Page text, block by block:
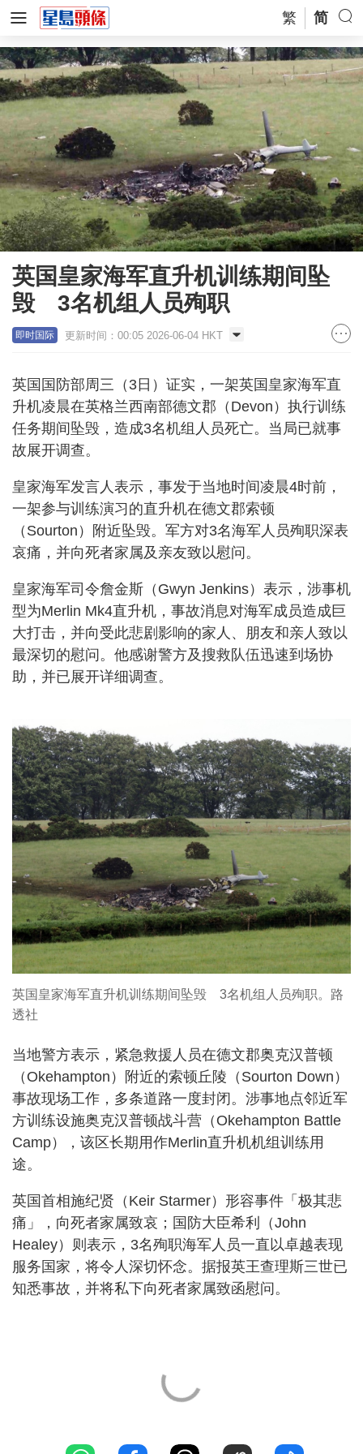
繁 简
英国皇家海军直升机训练期间坠
毁 3名机组人员殉职
即时国际 更新时间：00:05 2026-06-04 HKT
英国国防部周三（3日）证实，一架英国皇家海军直
升机凌晨在英格兰西南部德文郡（Devon）执行训练
任务期间坠毁，造成3名机组人员死亡。当局已就事
故展开调查。
皇家海军发言人表示，事发于当地时间凌晨4时前，
一架参与训练演习的直升机在德文郡索顿
（Sourton）附近坠毁。军方对3名海军人员殉职深表
哀痛，并向死者家属及亲友致以慰问。
皇家海军司令詹金斯（Gwyn Jenkins）表示，涉事机
型为Merlin Mk4直升机，事故消息对海军成员造成巨
大打击，并向受此悲剧影响的家人、朋友和亲人致以
最深切的慰问。他感谢警方及搜救队伍迅速到场协
助，并已展开详细调查。
英国皇家海军直升机训练期间坠毁 3名机组人员殉职。路
透社
当地警方表示，紧急救援人员在德文郡奥克汉普顿
（Okehampton）附近的索顿丘陵（Sourton Down）
事故现场工作，多条道路一度封闭。涉事地点邻近军
方训练设施奥克汉普顿战斗营（Okehampton Battle
Camp），该区长期用作Merlin直升机机组训练用
途。
英国首相施纪贤（Keir Starmer）形容事件「极其悲
痛」，向死者家属致哀；国防大臣希利（John
Healey）则表示，3名殉职海军人员一直以卓越表现
服务国家，将令人深切怀念。据报英王查理斯三世已
知悉事故，并将私下向死者家属致函慰问。